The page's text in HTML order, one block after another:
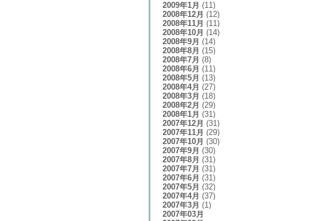
2009年1月 (11)
2008年12月 (12)
2008年11月 (11)
2008年10月 (14)
2008年9月 (14)
2008年8月 (15)
2008年7月 (8)
2008年6月 (11)
2008年5月 (13)
2008年4月 (27)
2008年3月 (18)
2008年2月 (29)
2008年1月 (31)
2007年12月 (31)
2007年11月 (29)
2007年10月 (30)
2007年9月 (30)
2007年8月 (31)
2007年7月 (31)
2007年6月 (31)
2007年5月 (32)
2007年4月 (37)
2007年3月 (1)
2007年03月